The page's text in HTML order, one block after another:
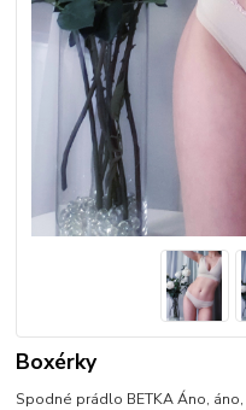
Boxérky
Spodné prádlo BETKA Áno,